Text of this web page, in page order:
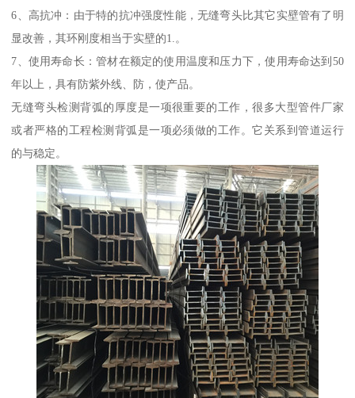
6、高抗冲：由于特的抗冲强度性能，无缝弯头比其它实壁管有了明
显改善，其环刚度相当于实壁的1.。
7、使用寿命长：管材在额定的使用温度和压力下，使用寿命达到50
年以上，具有防紫外线、防，使产品。
无缝弯头检测背弧的厚度是一项很重要的工作，很多大型管件厂家
或者严格的工程检测背弧是一项必须做的工作。它关系到管道运行
的与稳定。